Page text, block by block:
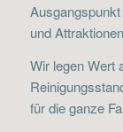
und
Wir legen Wert
für die ganze